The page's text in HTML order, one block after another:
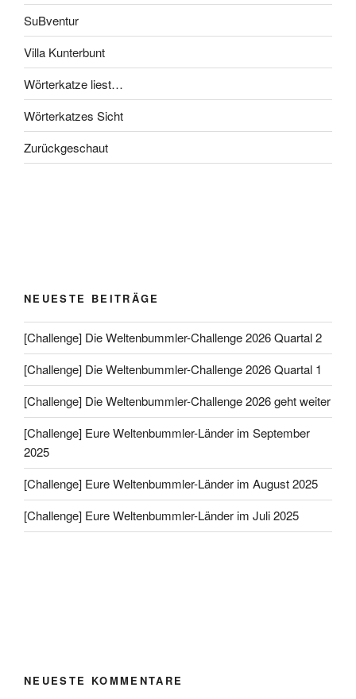
SuBventur
Villa Kunterbunt
Wörterkatze liest…
Wörterkatzes Sicht
Zurückgeschaut
NEUESTE BEITRÄGE
[Challenge] Die Weltenbummler-Challenge 2026 Quartal 2
[Challenge] Die Weltenbummler-Challenge 2026 Quartal 1
[Challenge] Die Weltenbummler-Challenge 2026 geht weiter
[Challenge] Eure Weltenbummler-Länder im September
2025
[Challenge] Eure Weltenbummler-Länder im August 2025
[Challenge] Eure Weltenbummler-Länder im Juli 2025
NEUESTE KOMMENTARE